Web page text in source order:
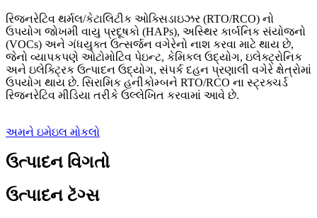
રિજનરેટિવ થર્મલ/કેટાલિટીક ઓક્સિડાઇઝર (RTO/RCO) નો
ઉપયોગ જોખમી વાયુ પ્રદૂષકો (HAPs), અસ્થિર કાર્બનિક સંયોજનો
(VOCs) અને ગંધયુક્ત ઉત્સર્જન વગેરેનો નાશ કરવા માટે થાય છે,
જેનો વ્યાપકપણે ઓટોમોટિવ પેઇન્ટ, કેમિકલ ઉદ્યોગ, ઇલેક્ટ્રોનિક
અને ઇલેક્ટ્રિક ઉત્પાદન ઉદ્યોગ, સંપર્ક દહન પ્રણાલી વગેરે ક્ષેત્રોમાં
ઉપયોગ થાય છે. સિરામિક હનીકોમ્બને RTO/RCO ના સ્ટ્રક્ચર્ડ
રિજનરેટિવ મીડિયા તરીકે ઉલ્લેખિત કરવામાં આવે છે.
અમને ઇમેઇલ મોકલો
ઉત્પાદન વિગતો
ઉત્પાદન ટૅગ્સ